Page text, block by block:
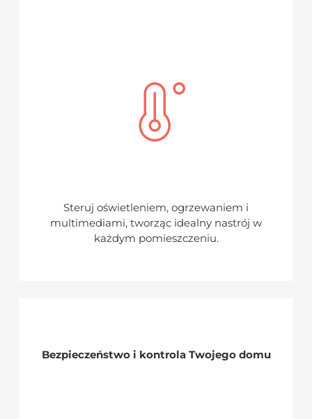
Steruj oświetleniem, ogrzewaniem i
multimediami, tworząc idealny nastrój w
każdym pomieszczeniu.
Bezpieczeństwo i kontrola Twojego domu